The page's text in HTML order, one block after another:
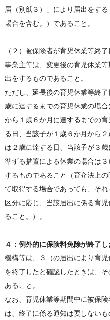
届（別紙３）」により届出をす
場合を含む。）であること。
（２）被保険者が育児休業等終
事業主等は、変更後の育児休業
出をするものであること。
ただし、延長後の育児休業等終
歳に達するまでの育児休業の場
から１歳６か月に達するまでの
る日、当該子が１歳６か月から
は２歳に達する日、当該子が３
準ずる措置による休業の場合は
するものであること（育介法上
て取得する場合であっても、そ
区分に応じ、当該届出に係る育
ること。）。
４：例外的に保険料免除が終了
機構等は、３（の届出により育
を終了したと確認したときは、
あること。
なお、育児休業等期間中に被保
は、終了に係る通知は要しないも